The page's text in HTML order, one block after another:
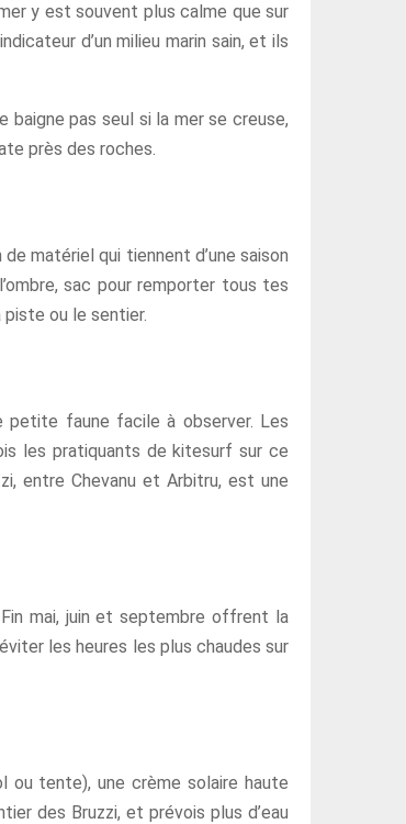
y est souvent plus calme que sur
d’un milieu marin sain, et ils
pas seul si la mer se creuse,
près des roches.
matériel qui tiennent d’une saison
sac pour remporter tous tes
ou le sentier.
petite faune facile à observer. Les
les pratiquants de kitesurf sur ce
entre Chevanu et Arbitru, est une
mai, juin et septembre offrent la
les heures les plus chaudes sur
ou tente), une crème solaire haute
des Bruzzi, et prévois plus d’eau